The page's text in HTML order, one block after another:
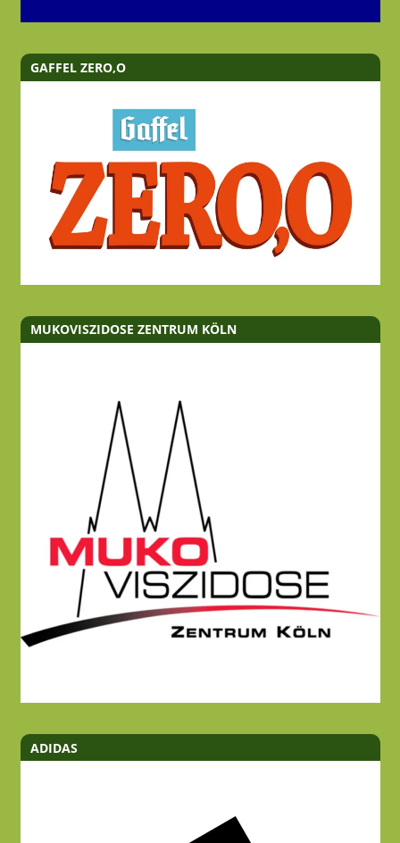
GAFFEL ZERO,O
MUKOVISZIDOSE ZENTRUM KÖLN
ADIDAS